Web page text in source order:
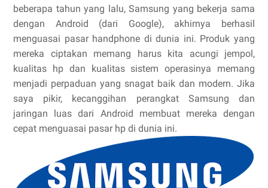
beberapa tahun yang lalu, Samsung yang bekerja sama
dengan Android (dari Google), akhirnya berhasil
menguasai pasar handphone di dunia ini. Produk yang
mereka ciptakan memang harus kita acungi jempol,
kualitas hp dan kualitas sistem operasinya memang
menjadi perpaduan yang snagat baik dan modern. Jika
saya pikir, kecanggihan perangkat Samsung dan
jaringan luas dari Android membuat mereka dengan
cepat menguasai pasar hp di dunia ini.